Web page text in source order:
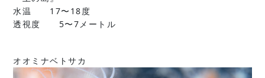
水温 17〜18度
透視度 5〜7メートル
オオミナベトサカ